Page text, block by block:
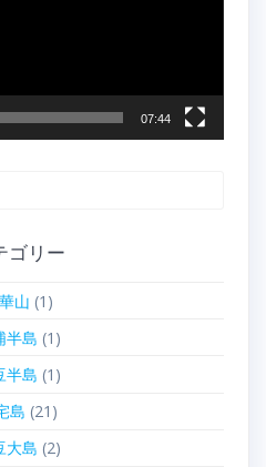
07:44
ゴリー
山 (1)
半島 (1)
半島 (1)
島 (21)
大島 (2)